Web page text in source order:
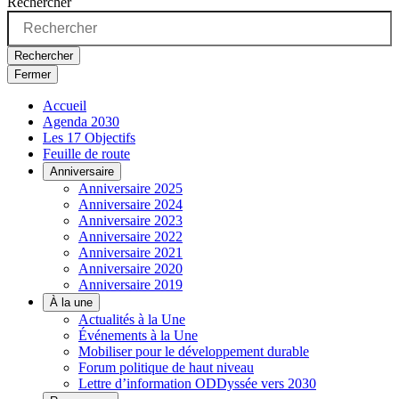
Rechercher
Fermer
Accueil
Agenda 2030
Les 17 Objectifs
Feuille de route
Anniversaire
Anniversaire 2025
Anniversaire 2024
Anniversaire 2023
Anniversaire 2022
Anniversaire 2021
Anniversaire 2020
Anniversaire 2019
À la une
Actualités à la Une
Événements à la Une
Mobiliser pour le développement durable
Forum politique de haut niveau
Lettre d’information ODDyssée vers 2030